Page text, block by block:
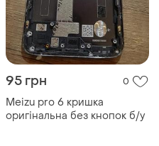
95 грн 0
Meizu pro 6 кришка
оригінальна без кнопок б/у